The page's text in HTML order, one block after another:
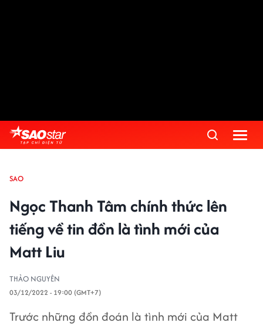
SAO
Ngọc Thanh Tâm chính thức lên
tiếng về tin đồn là tình mới của
Matt Liu
THẢO NGUYÊN
03/12/2022 - 19:00 (GMT+7)
Trước những đồn đoán là tình mới của Matt